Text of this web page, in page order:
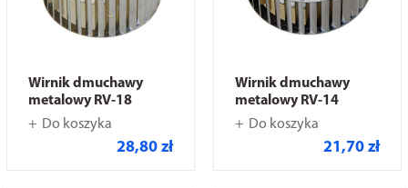
Wirnik dmuchawy
metalowy RV-18
Do koszyka
28,80 zł
Wirnik dmuchawy
metalowy RV-14
Do koszyka
21,70 zł